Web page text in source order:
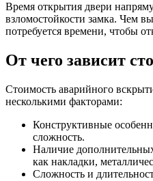
Время открытия двери
взломостойкости замка. Чем
потребуется времени, чтобы
От чего зависит
Стоимость аварийного
несколькими факторами:
Конструктивные
сложность.
Наличие
как накладки,
Сложность и